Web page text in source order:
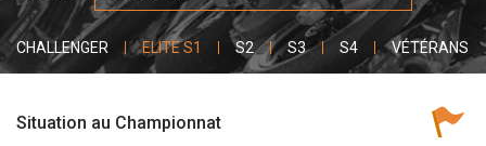
CHALLENGER ELITE S1 S2 S3 S4 VÉTÉRANS
Situation au Championnat